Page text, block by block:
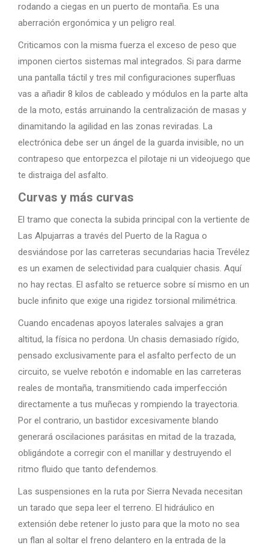
rodando a ciegas en un puerto de montaña. Es una
aberración ergonómica y un peligro real.
Criticamos con la misma fuerza el exceso de peso que
imponen ciertos sistemas mal integrados. Si para darme
una pantalla táctil y tres mil configuraciones superfluas
vas a añadir 8 kilos de cableado y módulos en la parte alta
de la moto, estás arruinando la centralización de masas y
dinamitando la agilidad en las zonas reviradas. La
electrónica debe ser un ángel de la guarda invisible, no un
contrapeso que entorpezca el pilotaje ni un videojuego que
te distraiga del asfalto.
Curvas y más curvas
El tramo que conecta la subida principal con la vertiente de
Las Alpujarras a través del Puerto de la Ragua o
desviándose por las carreteras secundarias hacia Trevélez
es un examen de selectividad para cualquier chasis. Aquí
no hay rectas. El asfalto se retuerce sobre sí mismo en un
bucle infinito que exige una rigidez torsional milimétrica.
Cuando encadenas apoyos laterales salvajes a gran
altitud, la física no perdona. Un chasis demasiado rígido,
pensado exclusivamente para el asfalto perfecto de un
circuito, se vuelve rebotón e indomable en las carreteras
reales de montaña, transmitiendo cada imperfección
directamente a tus muñecas y rompiendo la trayectoria.
Por el contrario, un bastidor excesivamente blando
generará oscilaciones parásitas en mitad de la trazada,
obligándote a corregir con el manillar y destruyendo el
ritmo fluido que tanto defendemos.
Las suspensiones en la ruta por Sierra Nevada necesitan
un tarado que sepa leer el terreno. El hidráulico en
extensión debe retener lo justo para que la moto no sea
un flan al soltar el freno delantero en la entrada de la